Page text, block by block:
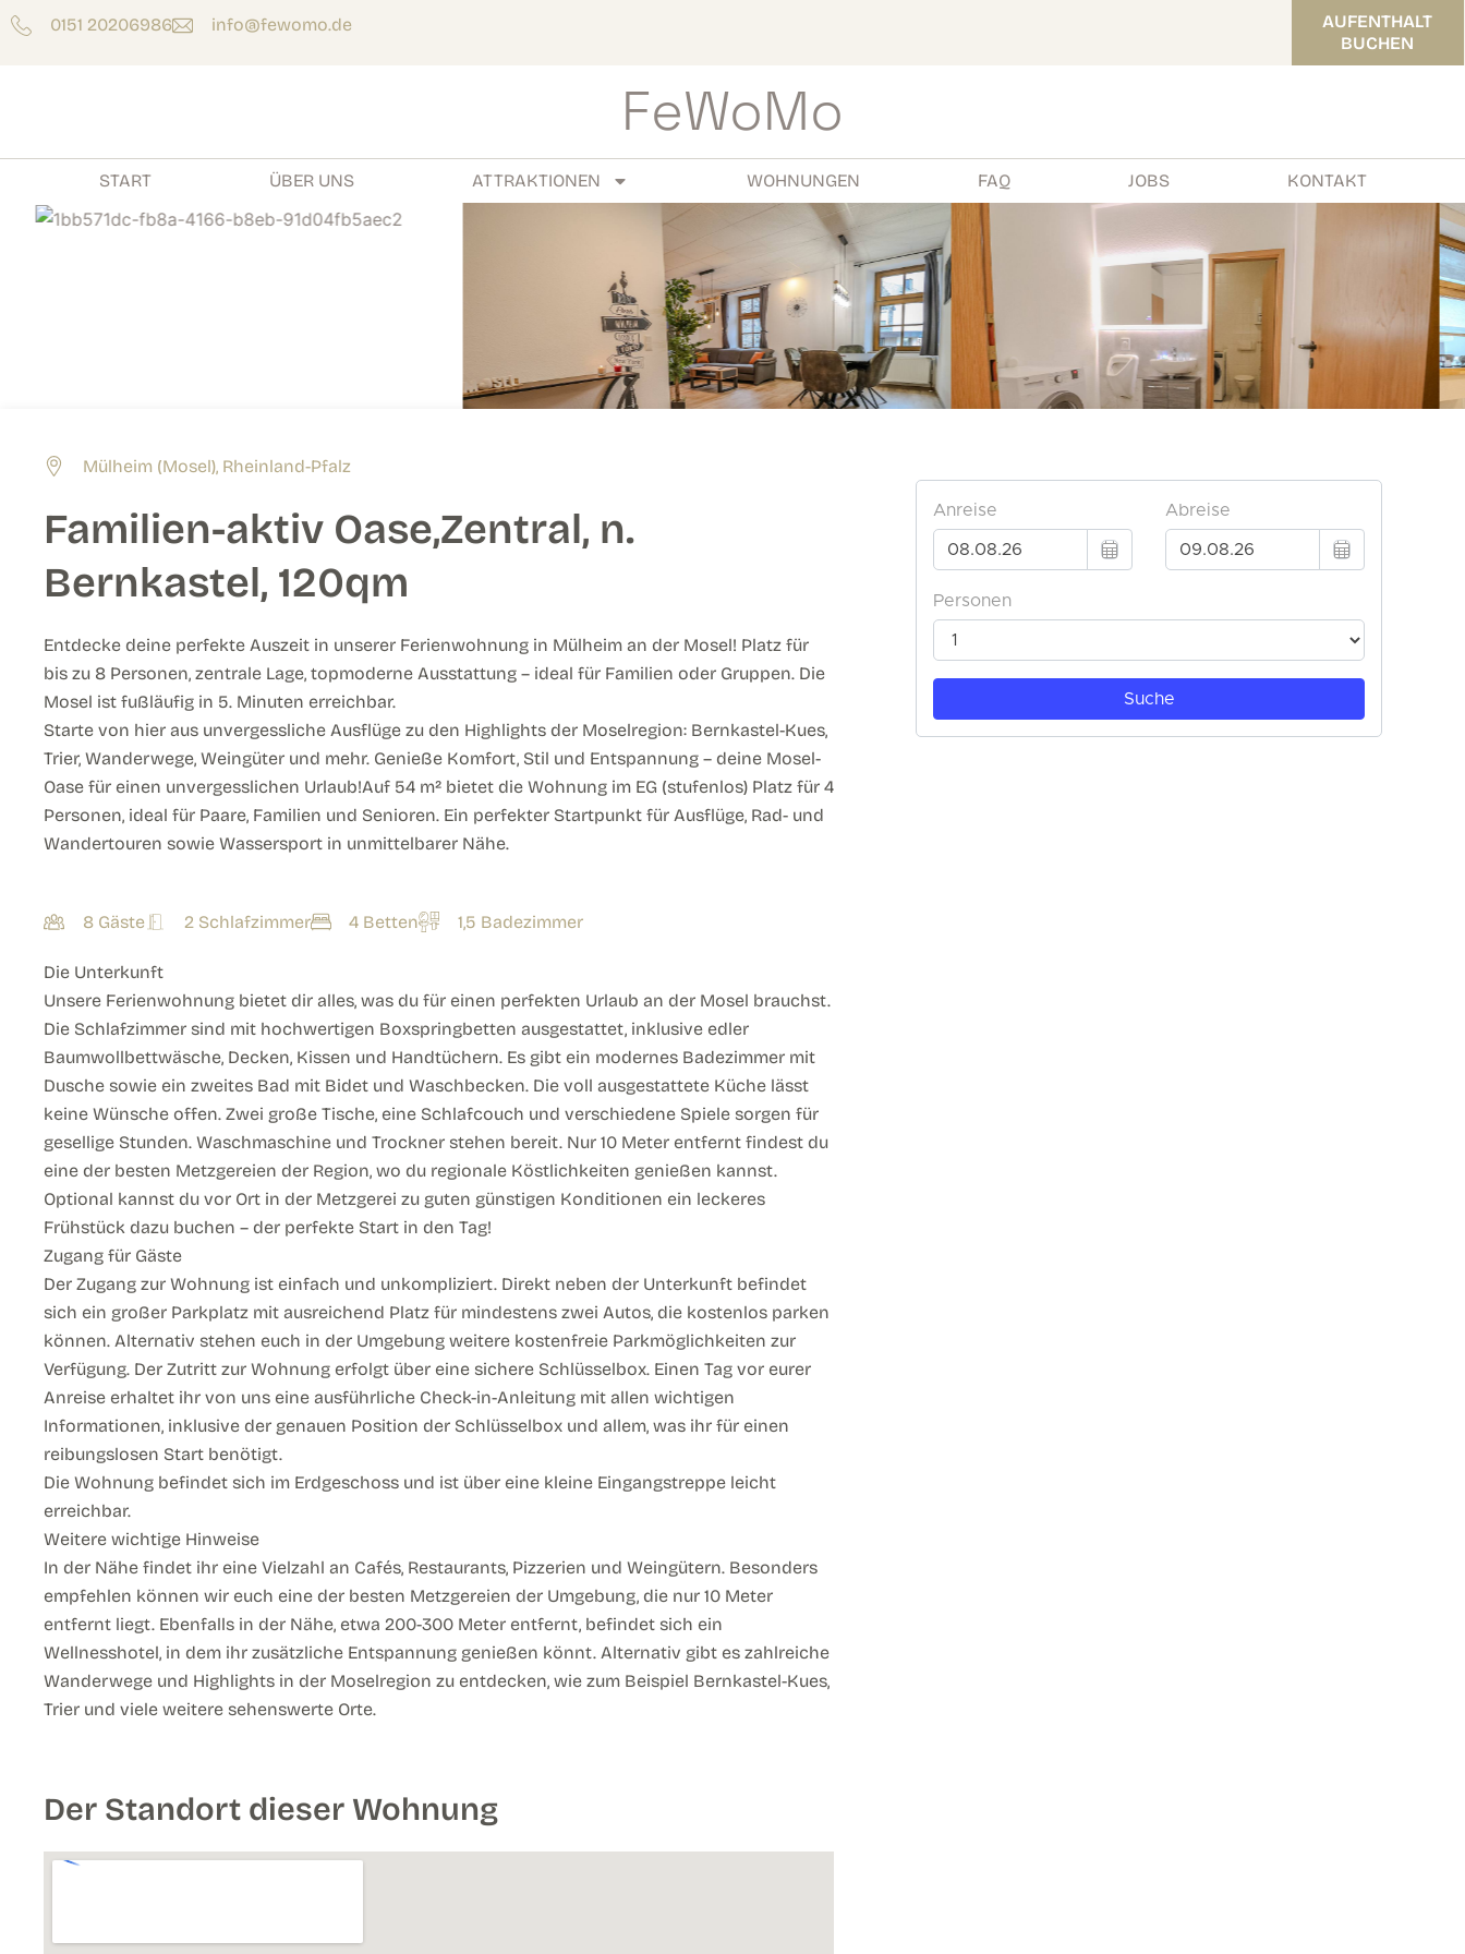
Zum
Inhalt
0151 20206986 info@fewomo.de
AUFENTHALT
BUCHEN
FeWoMo
START ÜBER UNS ATTRAKTIONEN WOHNUNGEN FAQ JOBS KONTAKT
Mülheim (Mosel), Rheinland-Pfalz
Familien-aktiv Oase,Zentral, n.
Bernkastel, 120qm
Entdecke deine perfekte Auszeit in unserer Ferienwohnung in Mülheim an der Mosel! Platz für
bis zu 8 Personen, zentrale Lage, topmoderne Ausstattung – ideal für Familien oder Gruppen. Die
Mosel ist fußläufig in 5. Minuten erreichbar.
Starte von hier aus unvergessliche Ausflüge zu den Highlights der Moselregion: Bernkastel-Kues,
Trier, Wanderwege, Weingüter und mehr. Genieße Komfort, Stil und Entspannung – deine Mosel-
Oase für einen unvergesslichen Urlaub!Auf 54 m² bietet die Wohnung im EG (stufenlos) Platz für 4
Personen, ideal für Paare, Familien und Senioren. Ein perfekter Startpunkt für Ausflüge, Rad- und
Wandertouren sowie Wassersport in unmittelbarer Nähe.
8 Gäste 2 Schlafzimmer 4 Betten 1,5 Badezimmer
Die Unterkunft
Unsere Ferienwohnung bietet dir alles, was du für einen perfekten Urlaub an der Mosel brauchst.
Die Schlafzimmer sind mit hochwertigen Boxspringbetten ausgestattet, inklusive edler
Baumwollbettwäsche, Decken, Kissen und Handtüchern. Es gibt ein modernes Badezimmer mit
Dusche sowie ein zweites Bad mit Bidet und Waschbecken. Die voll ausgestattete Küche lässt
keine Wünsche offen. Zwei große Tische, eine Schlafcouch und verschiedene Spiele sorgen für
gesellige Stunden. Waschmaschine und Trockner stehen bereit. Nur 10 Meter entfernt findest du
eine der besten Metzgereien der Region, wo du regionale Köstlichkeiten genießen kannst.
Optional kannst du vor Ort in der Metzgerei zu guten günstigen Konditionen ein leckeres
Frühstück dazu buchen – der perfekte Start in den Tag!
Zugang für Gäste
Der Zugang zur Wohnung ist einfach und unkompliziert. Direkt neben der Unterkunft befindet
sich ein großer Parkplatz mit ausreichend Platz für mindestens zwei Autos, die kostenlos parken
können. Alternativ stehen euch in der Umgebung weitere kostenfreie Parkmöglichkeiten zur
Verfügung. Der Zutritt zur Wohnung erfolgt über eine sichere Schlüsselbox. Einen Tag vor eurer
Anreise erhaltet ihr von uns eine ausführliche Check-in-Anleitung mit allen wichtigen
Informationen, inklusive der genauen Position der Schlüsselbox und allem, was ihr für einen
reibungslosen Start benötigt.
Die Wohnung befindet sich im Erdgeschoss und ist über eine kleine Eingangstreppe leicht
erreichbar.
Weitere wichtige Hinweise
In der Nähe findet ihr eine Vielzahl an Cafés, Restaurants, Pizzerien und Weingütern. Besonders
empfehlen können wir euch eine der besten Metzgereien der Umgebung, die nur 10 Meter
entfernt liegt. Ebenfalls in der Nähe, etwa 200-300 Meter entfernt, befindet sich ein
Wellnesshotel, in dem ihr zusätzliche Entspannung genießen könnt. Alternativ gibt es zahlreiche
Wanderwege und Highlights in der Moselregion zu entdecken, wie zum Beispiel Bernkastel-Kues,
Trier und viele weitere sehenswerte Orte.
Der Standort dieser Wohnung